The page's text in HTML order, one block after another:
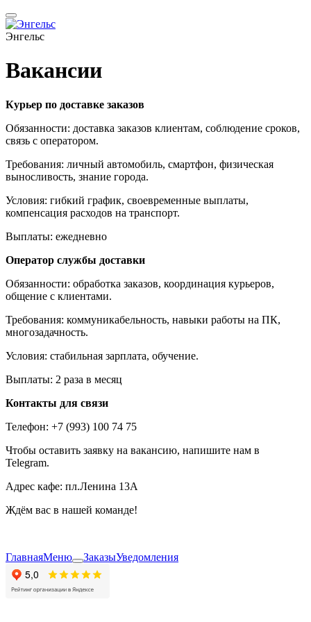
Энгельс
Вакансии
Курьер по доставке заказов
Обязанности: доставка заказов клиентам, соблюдение сроков,
связь с оператором.
Требования: личный автомобиль, смартфон, физическая
выносливость, знание города.
Условия: гибкий график, своевременные выплаты,
компенсация расходов на транспорт.
Выплаты: ежедневно
Оператор службы доставки
Обязанности: обработка заказов, координация курьеров,
общение с клиентами.
Требования: коммуникабельность, навыки работы на ПК,
многозадачность.
Условия: стабильная зарплата, обучение.
Выплаты: 2 раза в месяц
Контакты для связи
Телефон: +7 (993) 100 74 75
Чтобы оставить заявку на вакансию, напишите нам в
Telegram.
Адрес кафе: пл.Ленина 13А
Ждём вас в нашей команде!
ГлавнаяМеню ЗаказыУведомления